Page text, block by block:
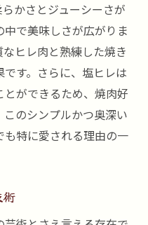
かさとジューシーさが
で美味しさが広がりま
ヒレ肉と熟練した焼き
す。さらに、塩ヒレは
ができるため、焼肉好
のシンプルかつ奥深い
特に愛される理由の一